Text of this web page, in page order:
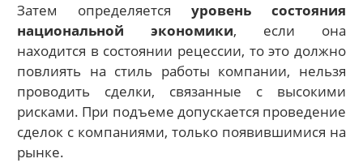
Затем определяется уровень состояния
национальной экономики, если она
находится в состоянии рецессии, то это должно
повлиять на стиль работы компании, нельзя
проводить сделки, связанные с высокими
рисками. При подъеме допускается проведение
сделок с компаниями, только появившимися на
рынке.